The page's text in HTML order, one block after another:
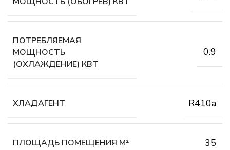
ПОТРЕБЛЯЕМАЯ
МОЩНОСТЬ
(ОХЛАЖДЕНИЕ) КВТ
0.9
ХЛАДАГЕНТ R410a
ПЛОЩАДЬ ПОМЕЩЕНИЯ М² 35